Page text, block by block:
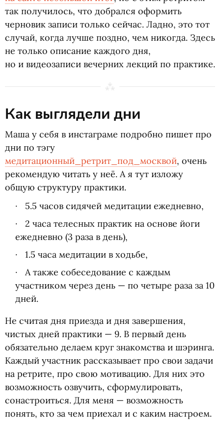
так получилось, что добрался оформить
черновик записи только сейчас. Ладно, это тот
случай, когда лучше поздно, чем никогда. Здесь
не только описание каждого дня,
но и видеозаписи вечерних лекций по практике.
Как выглядели дни
Маша у себя в инстаграме подробно пишет про
дни по тэгу
медитационный_ретрит_под_москвой, очень
рекомендую читать у неё. А я тут изложу
общую структуру практики.
5.5 часов сидячей медитации ежедневно,
2 часа телесных практик на основе йоги
ежедневно (3 раза в день),
1.5 часа медитации в ходьбе,
А также собеседование с каждым
участником через день — по четыре раза за 10
дней.
Не считая дня приезда и дня завершения,
чистых дней практики — 9. В первый день
обязательно делаем круг знакомства и шэринга.
Каждый участник рассказывает про свои задачи
на ретрите, про свою мотивацию. Для них это
возможность озвучить, сформулировать,
сонастроиться. Для меня — возможность
понять, кто за чем приехал и с каким настроем.